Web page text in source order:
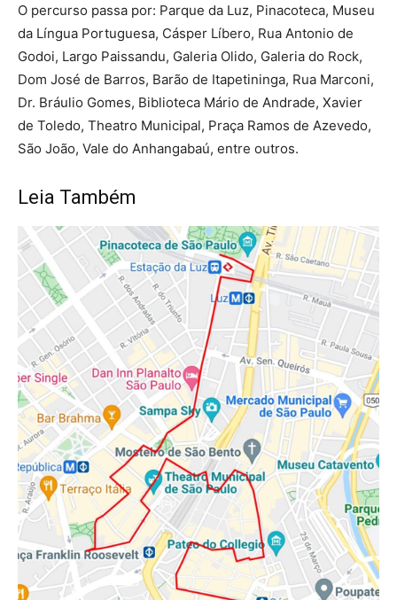
O percurso passa por: Parque da Luz, Pinacoteca, Museu
da Língua Portuguesa, Cásper Líbero, Rua Antonio de
Godoi, Largo Paissandu, Galeria Olido, Galeria do Rock,
Dom José de Barros, Barão de Itapetininga, Rua Marconi,
Dr. Bráulio Gomes, Biblioteca Mário de Andrade, Xavier
de Toledo, Theatro Municipal, Praça Ramos de Azevedo,
São João, Vale do Anhangabaú, entre outros.
Leia Também